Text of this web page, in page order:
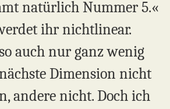
natürlich Nummer 5.«
ihr nichtlinear.
auch nur ganz wenig
Dimension nicht
andere nicht. Doch ich